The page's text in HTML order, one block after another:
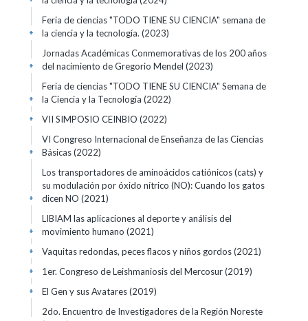
Feria de ciencias "TODO TIENE SU CIENCIA" semana de
la ciencia y la tecnología. (2023)
+
Jornadas Académicas Conmemorativas de los 200 años
del nacimiento de Gregorio Mendel (2023)
+
Feria de ciencias "TODO TIENE SU CIENCIA" Semana de
la Ciencia y la Tecnología (2022)
+
VII SIMPOSIO CEINBIO (2022)
+
VI Congreso Internacional de Enseñanza de las Ciencias
Básicas(2022)
+
Los transportadores de aminoácidos catiónicos (cats) y
su modulación por óxido nítrico (NO): Cuando los gatos
dicen NO (2021)
+
LIBIAM las aplicaciones al deporte y análisis del
movimiento humano (2021)
+
Vaquitas redondas, peces flacos y niños gordos(2021)
+
1er. Congreso de Leishmaniosis del Mercosur(2019)
+
El Gen y sus Avatares(2019)
+
2do. Encuentro de Investigadores de la Región Noreste